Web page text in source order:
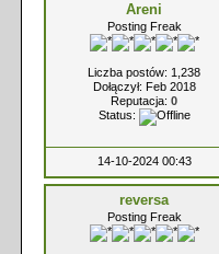
Areni
Posting Freak
Liczba postów: 1,238
Dołączył: Feb 2018
Reputacja: 0
Status:
14-10-2024 00:43
reversa
Posting Freak